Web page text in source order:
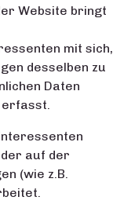
Website bringt
mit sich,
desselben zu
Daten
auf der
(wie z.B.